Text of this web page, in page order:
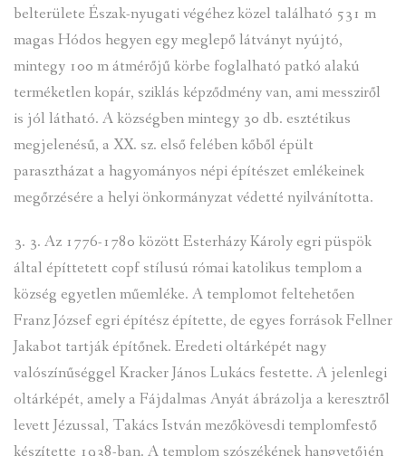
belterülete Észak-nyugati végéhez közel található 531 m
magas Hódos hegyen egy meglepő látványt nyújtó,
mintegy 100 m átmérőjű körbe foglalható patkó alakú
terméketlen kopár, sziklás képződmény van, ami messziről
is jól látható. A községben mintegy 30 db. esztétikus
megjelenésű, a XX. sz. első felében kőből épült
parasztházat a hagyományos népi építészet emlékeinek
megőrzésére a helyi önkormányzat védetté nyilvánította.
3. 3. Az 1776-1780 között Esterházy Károly egri püspök
által építtetett copf stílusú római katolikus templom a
község egyetlen műemléke. A templomot feltehetően
Franz József egri építész építette, de egyes források Fellner
Jakabot tartják építőnek. Eredeti oltárképét nagy
valószínűséggel Kracker János Lukács festette. A jelenlegi
oltárképét, amely a Fájdalmas Anyát ábrázolja a keresztről
levett Jézussal, Takács István mezőkövesdi templomfestő